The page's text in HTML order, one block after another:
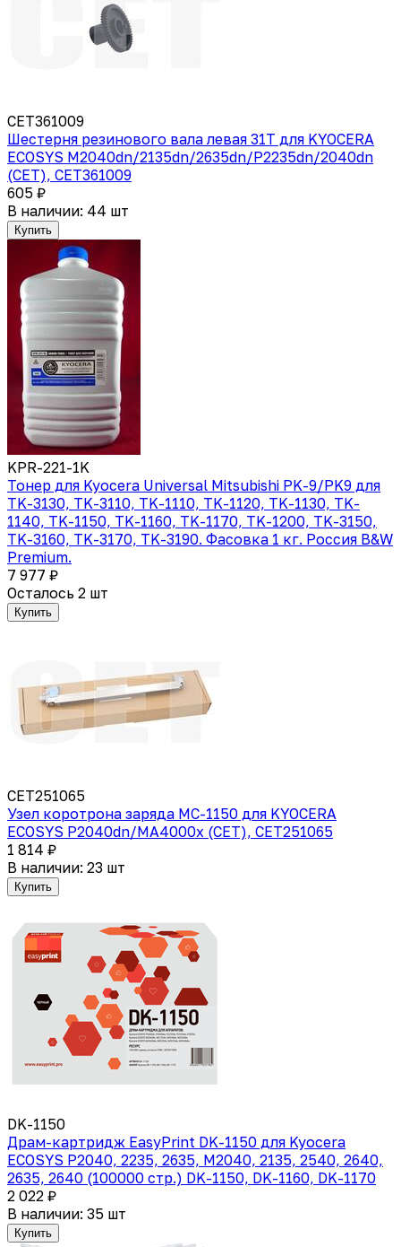
CET361009
Шестерня резинового вала левая 31T для KYOCERA
ECOSYS M2040dn/2135dn/2635dn/P2235dn/2040dn
(CET), CET361009
605 ₽
В наличии: 44 шт
Купить
KPR-221-1K
Тонер для Kyocera Universal Mitsubishi PK-9/PK9 для
TK-3130, TK-3110, TK-1110, TK-1120, TK-1130, TK-
1140, TK-1150, TK-1160, TK-1170, TK-1200, TK-3150,
TK-3160, TK-3170, TK-3190. Фасовка 1 кг. Россия B&W
Premium.
7 977 ₽
Осталось 2 шт
Купить
CET251065
Узел коротрона заряда MC-1150 для KYOCERA
ECOSYS P2040dn/MA4000x (CET), CET251065
1 814 ₽
В наличии: 23 шт
Купить
DK-1150
Драм-картридж EasyPrint DK-1150 для Kyocera
ECOSYS P2040, 2235, 2635, M2040, 2135, 2540, 2640,
2635, 2640 (100000 стр.) DK-1150, DK-1160, DK-1170
2 022 ₽
В наличии: 35 шт
Купить